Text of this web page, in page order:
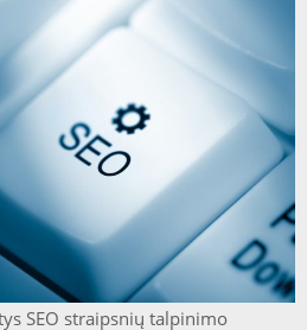
SEO straipsnių talpinimo